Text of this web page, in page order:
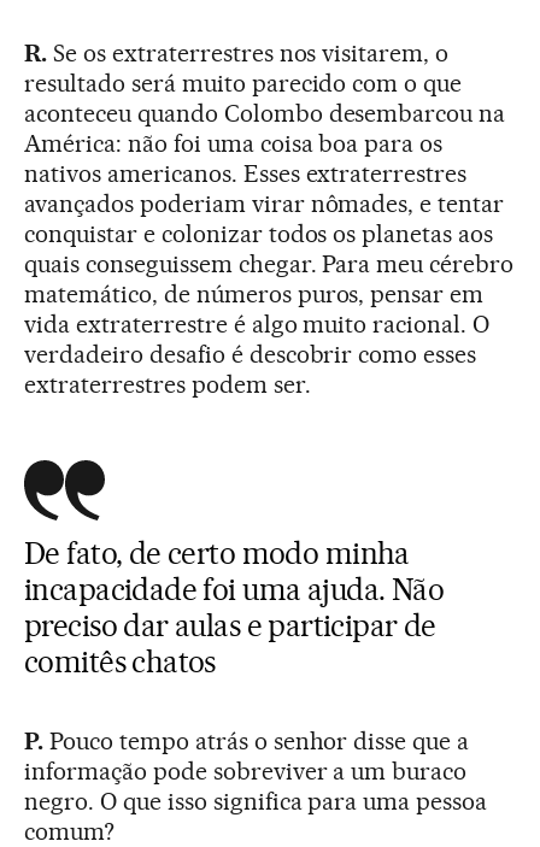
R.Se os extraterrestres nos visitarem, o
resultado será muito parecido com o que
aconteceu quando Colombo desembarcou na
América: não foi uma coisa boa para os
nativos americanos. Esses extraterrestres
avançados poderiam virar nômades, e tentar
conquistar e colonizar todos os planetas aos
quais conseguissem chegar. Para meu cérebro
matemático, de números puros, pensar em
vida extraterrestre é algo muito racional. O
verdadeiro desafio é descobrir como esses
extraterrestres podem ser.
De fato, de certo modo minha
incapacidade foi uma ajuda. Não
preciso dar aulas e participar de
comitês chatos
P.Pouco tempo atrás o senhor disse que a
informação pode sobreviver a um buraco
negro. O que isso significa para uma pessoa
comum?